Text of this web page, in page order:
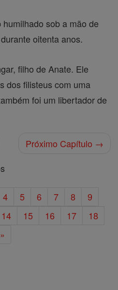
sob a mão de
oitenta anos.
filho de Anate. Ele
dos filisteus com uma
foi um libertador de
Próximo Capítulo →
4 5 6 7 8
9
14 15 16 17
18